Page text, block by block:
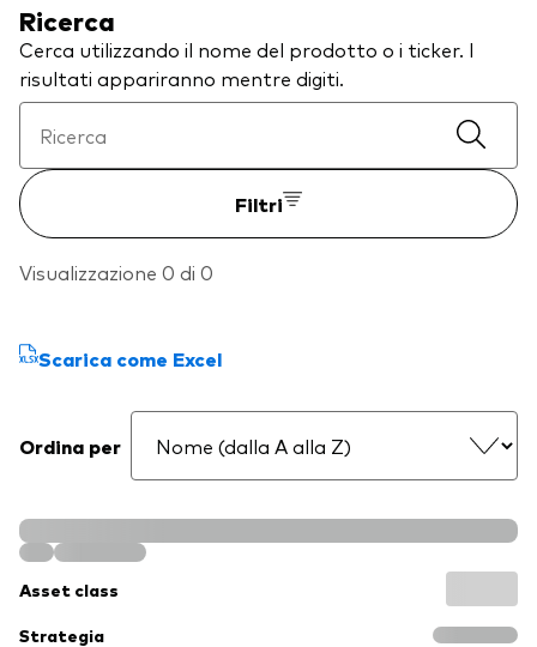
Ricerca
Cerca utilizzando il nome del prodotto o i ticker. I
risultati appariranno mentre digiti.
Filtri
Visualizzazione 0 di 0
Scarica come Excel
Ordina per
Asset class
Strategia